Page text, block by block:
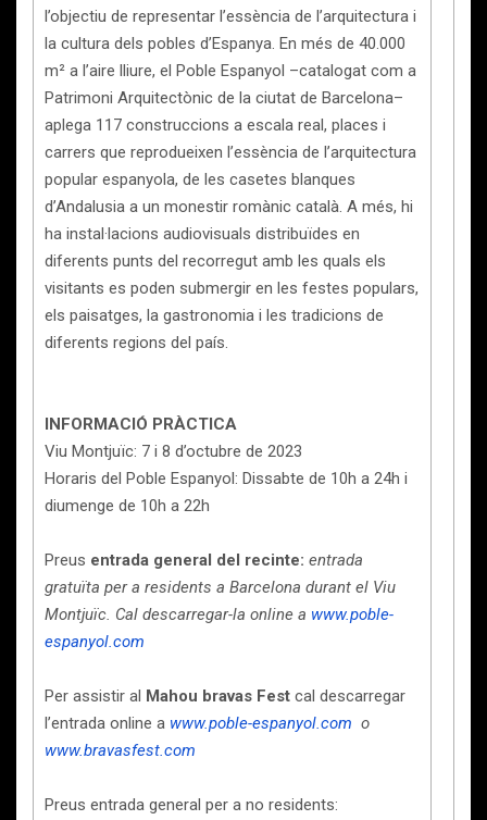
l’objectiu de representar l’essència de l’arquitectura i
la cultura dels pobles d’Espanya. En més de 40.000
m² a l’aire lliure, el Poble Espanyol –catalogat com a
Patrimoni Arquitectònic de la ciutat de Barcelona–
aplega 117 construccions a escala real, places i
carrers que reprodueixen l’essència de l’arquitectura
popular espanyola, de les casetes blanques
d’Andalusia a un monestir romànic català. A més, hi
ha instal·lacions audiovisuals distribuïdes en
diferents punts del recorregut amb les quals els
visitants es poden submergir en les festes populars,
els paisatges, la gastronomia i les tradicions de
diferents regions del país.
INFORMACIÓ PRÀCTICA
Viu Montjuïc: 7 i 8 d’octubre de 2023
Horaris del Poble Espanyol: Dissabte de 10h a 24h i
diumenge de 10h a 22h
Preus entrada general del recinte: entrada
gratuïta per a residents a Barcelona durant el Viu
Montjuïc. Cal descarregar-la online a www.poble-
espanyol.com
Per assistir al Mahou bravas Fest cal descarregar
l’entrada online a www.poble-espanyol.com o
www.bravasfest.com
Preus entrada general per a no residents: